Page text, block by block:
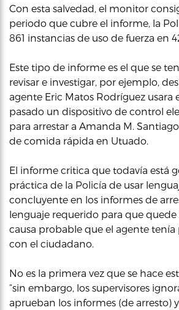
Con esta salvedad, el monitor
periodo que cubre el informe, la
861 instancias de uso de fuerza en
Este tipo de informe es el que se
revisar e investigar, por ejemplo,
agente Eric Matos Rodríguez usara
pasado un dispositivo de control
para arrestar a Amanda M.
de comida rápida en Utuado.
El informe critica que todavía está
práctica de la Policía de usar
concluyente en los informes de
lenguaje requerido para que quede
causa probable que el agente
con el ciudadano.
No es la primera vez que se hace
“sin embargo, los supervisores
aprueban los informes (de arresto)